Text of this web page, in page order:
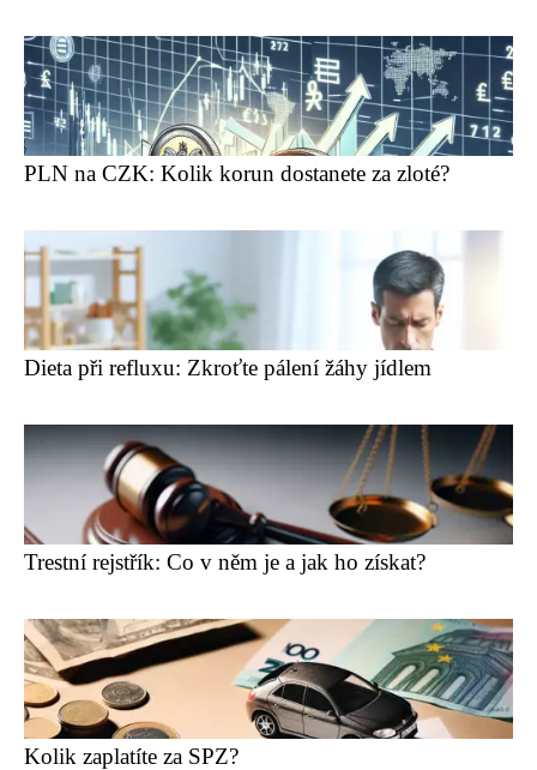
PLN na CZK: Kolik korun dostanete za zloté?
Dieta při refluxu: Zkroťte pálení žáhy jídlem
Trestní rejstřík: Co v něm je a jak ho získat?
Kolik zaplatíte za SPZ?